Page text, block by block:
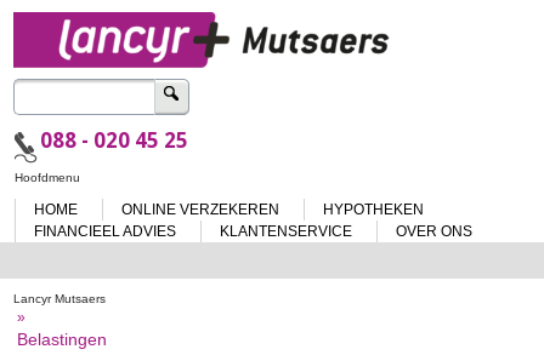
Zoeken
naar:
088 - 020 45 25
Spring
inhoud
Hoofdmenu
HOME ONLINE VERZEKEREN
HYPOTHEKEN
FINANCIEEL ADVIES
KLANTENSERVICE OVER ONS
Lancyr Mutsaers
»
Belastingen